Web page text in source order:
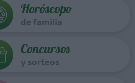
Horóscopo
de familia
Concursos
y sorteos